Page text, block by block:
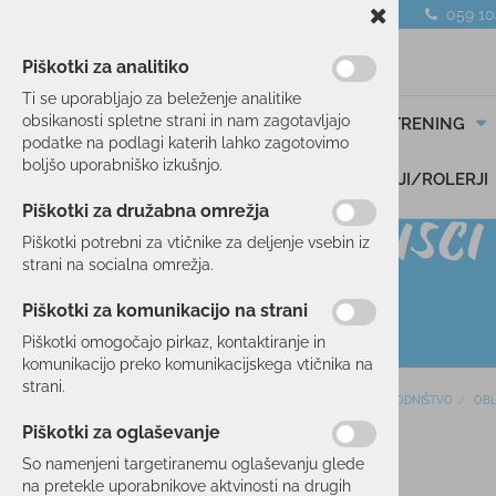
059
SMUČANJE TEK/TRENING
DARILNI BONI SKIROJI/ROLERJI
TEK/TRENING
POHODNIŠTVO
50 %
Piškotki za analitiko
Ti se uporabljajo za beleženje analitike
obsikanosti spletne strani in nam zagotavljajo
podatke na podlagi katerih lahko zagotovimo
boljšo uporabniško izkušnjo.
Piškotki za družabna omrežja
Piškotki potrebni za vtičnike za deljenje vsebin iz
strani na socialna omrežja.
Piškotki za komunikacijo na strani
Piškotki omogočajo pirkaz, kontaktiranje in
komunikacijo preko komunikacijskega vtičnika na
strani.
Piškotki za oglaševanje
So namenjeni targetiranemu oglaševanju glede
na pretekle uporabnikove aktvinosti na drugih